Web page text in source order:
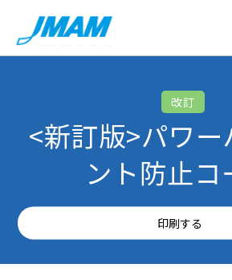
改訂
<新訂版>パワー
ント防止コ
印刷する